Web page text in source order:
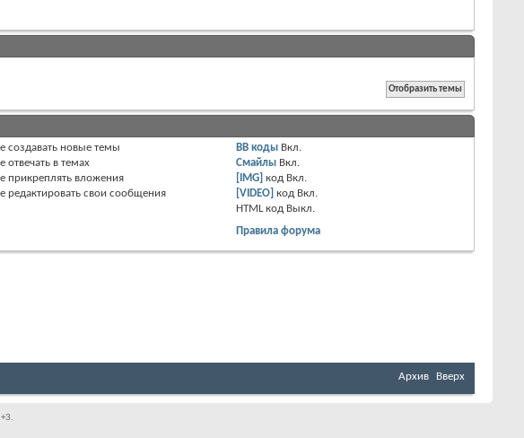
создавать новые темы
отвечать в темах
прикреплять вложения
редактировать свои сообщения
BB коды Вкл.
Смайлы Вкл.
[IMG] код Вкл.
[VIDEO] код Вкл.
HTML код Выкл.
Правила форума
Архив Вверх